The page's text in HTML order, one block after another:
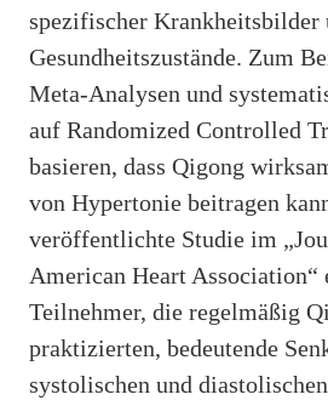
spezifischer Krankheitsbilder
Gesundheitszustände. Zum
Meta-Analysen und
auf Randomized Controlled
basieren, dass Qigong
von Hypertonie beitragen
veröffentlichte Studie im
American Heart Association“
Teilnehmer, die regelmäßig
praktizierten, bedeutende
systolischen und